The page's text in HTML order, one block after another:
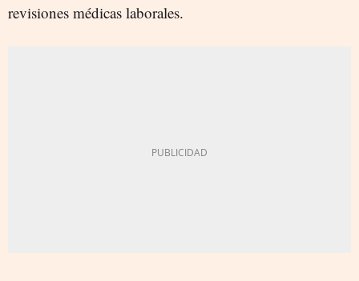
revisiones médicas laborales.